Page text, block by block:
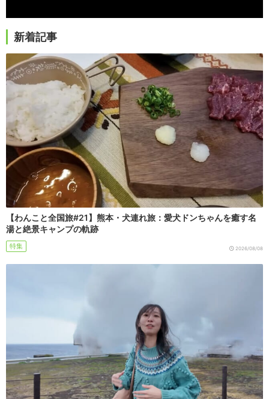
新着記事
【わんこと全国旅#21】熊本・犬連れ旅：愛犬ドンちゃんを癒す名
湯と絶景キャンプの軌跡
特集 2026/08/08